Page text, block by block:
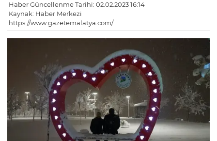
Haber Güncellenme Tarihi: 02.02.2023 16:14
Kaynak: Haber Merkezi
https://www.gazetemalatya.com/